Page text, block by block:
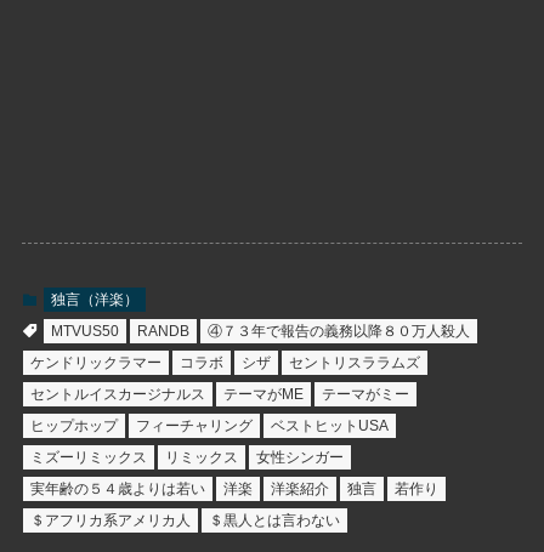
独言（洋楽）
MTVUS50
RANDB
④７３年で報告の義務以降８０万人殺人
ケンドリックラマー
コラボ シザ
セントリスララムズ
セントルイスカージナルス
テーマがME
テーマがミー
ヒップホップ
フィーチャリング
ベストヒットUSA
ミズーリミックス
リミックス
女性シンガー
実年齢の５４歳よりは若い
洋楽 洋楽紹介 独言
若作り
＄アフリカ系アメリカ人
＄黒人とは言わない